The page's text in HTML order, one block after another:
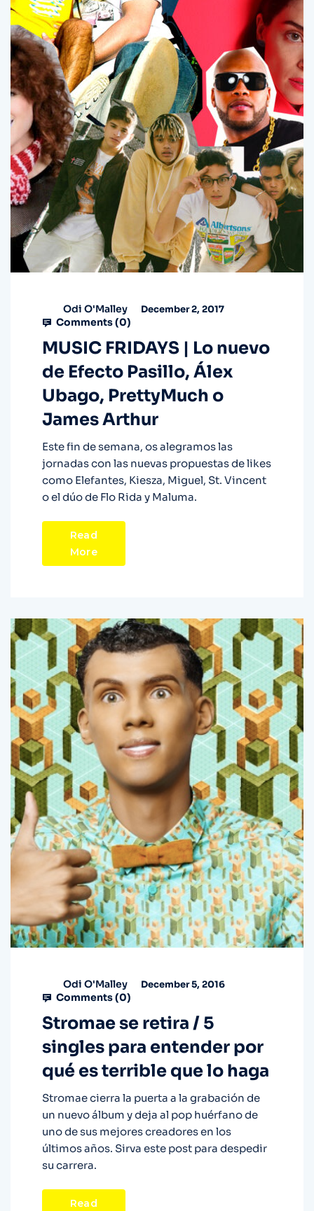
Odi O'Malley December 2, 2017
Comments (0)
MUSIC FRIDAYS | Lo nuevo
de Efecto Pasillo, Álex
Ubago, PrettyMuch o
James Arthur
Este fin de semana, os alegramos las
jornadas con las nuevas propuestas de likes
como Elefantes, Kiesza, Miguel, St. Vincent
o el dúo de Flo Rida y Maluma.
Read
More
Odi O'Malley December 5, 2016
Comments (0)
Stromae se retira / 5
singles para entender por
qué es terrible que lo haga
Stromae cierra la puerta a la grabación de
un nuevo álbum y deja al pop huérfano de
uno de sus mejores creadores en los
últimos años. Sirva este post para despedir
su carrera.
Read